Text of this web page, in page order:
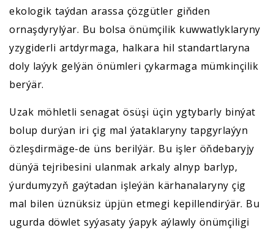
ekologik taýdan arassa çözgütler giňden
ornaşdyrylýar. Bu bolsa önümçilik kuwwatlyklaryny
yzygiderli artdyrmaga, halkara hil standartlaryna
doly laýyk gelýän önümleri çykarmaga mümkinçilik
berýär.
Uzak möhletli senagat ösüşi üçin ygtybarly binýat
bolup durýan iri çig mal ýataklaryny tapgyrlaýyn
özleşdirmäge-de üns berilýär. Bu işler öňdebaryjy
dünýä tejribesini ulanmak arkaly alnyp barlyp,
ýurdumyzyň gaýtadan işleýän kärhanalaryny çig
mal bilen üznüksiz üpjün etmegi kepillendirýär. Bu
ugurda döwlet syýasaty ýapyk aýlawly önümçiligi